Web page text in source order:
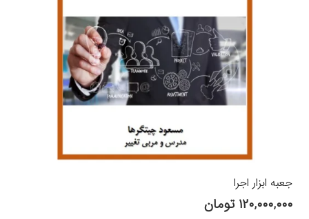
جعبه ابزار اجرا
۱۲۰,۰۰۰,۰۰۰ تومان